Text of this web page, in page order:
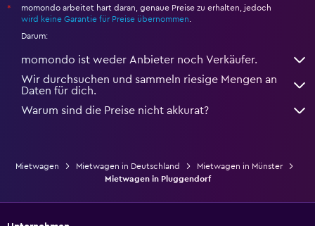
*
momondo arbeitet hart daran, genaue Preise zu erhalten, jedoch
wird keine Garantie für Preise übernommen.
Darum:
momondo ist weder Anbieter noch Verkäufer.
Wir durchsuchen und sammeln riesige Mengen an
Daten für dich.
Warum sind die Preise nicht akkurat?
Mietwagen Mietwagen in Deutschland
Mietwagen in Münster
Mietwagen in Pluggendorf